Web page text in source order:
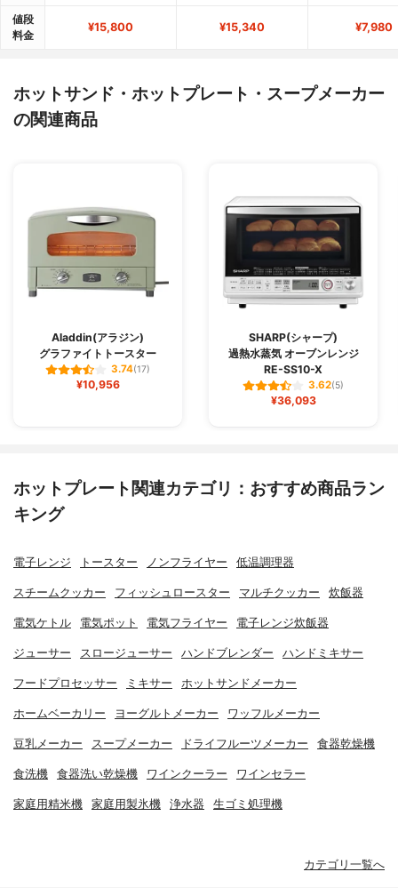
値段
料金
¥15,800 ¥15,340 ¥7,980
ホットサンド・ホットプレート・スープメーカー
の関連商品
Aladdin(アラジン)
グラファイトトースター
3.74(17)
¥10,956
SHARP(シャープ)
過熱水蒸気 オーブンレンジ
RE-SS10-X
3.62(5)
¥36,093
ホットプレート関連カテゴリ：おすすめ商品ラン
キング
電子レンジ トースター ノンフライヤー 低温調理器
スチームクッカー フィッシュロースター マルチクッカー 炊飯器
電気ケトル 電気ポット 電気フライヤー 電子レンジ炊飯器
ジューサー スロージューサー ハンドブレンダー ハンドミキサー
フードプロセッサー ミキサー ホットサンドメーカー
ホームベーカリー ヨーグルトメーカー ワッフルメーカー
豆乳メーカー スープメーカー ドライフルーツメーカー 食器乾燥機
食洗機 食器洗い乾燥機 ワインクーラー ワインセラー
家庭用精米機 家庭用製氷機 浄水器 生ゴミ処理機
カテゴリ一覧へ